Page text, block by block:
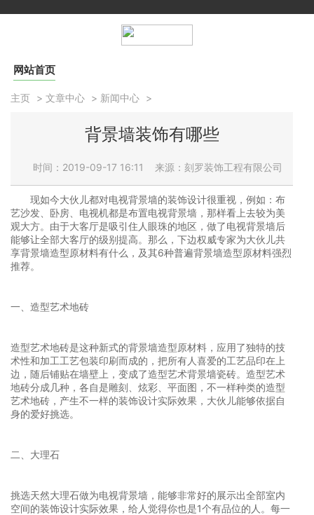
网站首页
主页 > 文章中心 > 新闻中心 >
背景墙装饰有哪些
时间：2019-09-17 16:11 来源：刻罗装饰工程有限公司
现如今大伙儿都对电视背景墙的装饰设计很重视，例如：布
艺沙发、卧房、电视机都是布置电视背景墙，那样看上去较为美
观大方。由于大客厅是吸引住人眼珠的地区，做了电视背景墙后
能够让全部大客厅的级别提高。那么，下边权威专家为大伙儿共
享背景墙造型原材料有什么，及其6种普遍背景墙造型原材料强烈
推荐。
一、造型艺术地砖
造型艺术地砖是这种新式的背景墙造型原材料，应用了独特的技
术性和加工工艺包装印刷而成的，把所有人喜爱的工艺品印在上
边，随后铺贴在墙壁上，变成了造型艺术背景墙瓷砖。造型艺术
地砖分成几种，各自是雕刻、炫彩、平面图，不一样种类的造型
艺术地砖，产生不一样的装饰设计实际效果，大伙儿能够依据自
身的爱好挑选。
二、大理石
挑选天然大理石做为电视背景墙，能够非常好的展示出全部室内
空间的装饰设计实际效果，给人觉得你也是1个有品位的人。每一